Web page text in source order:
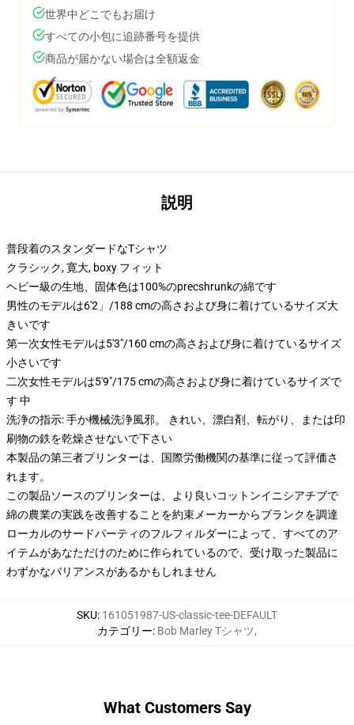
世界中どこでもお届け
すべての小包に追跡番号を提供
商品が届かない場合は全額返金
説明
普段着のスタンダードなTシャツ
クラシック, 寛大, boxy フィット
ヘビー級の生地、固体色は100%のprecshrunkの綿です
男性のモデルは6'2」/188 cmの高さおよび身に着けているサイズ大
きいです
第一次女性モデルは5'3"/160 cmの高さおよび身に着けているサイズ
小さいです
二次女性モデルは5'9"/175 cmの高さおよび身に着けているサイズで
す 中
洗浄の指示: 手か機械洗浄風邪。 きれい、漂白剤、転がり、または印
刷物の鉄を乾燥させないで下さい
本製品の第三者プリンターは、国際労働機関の基準に従って評価さ
れます。
この製品ソースのプリンターは、より良いコットンイニシアチブで
綿の農業の実践を改善することを約束メーカーからブランクを調達
ローカルのサードパーティのフルフィルダーによって、すべてのア
イテムがあなただけのために作られているので、受け取った製品に
わずかなバリアンスがあるかもしれません
SKU: 161051987-US-classic-tee-DEFAULT
カテゴリー: Bob Marley Tシャツ,
What Customers Say